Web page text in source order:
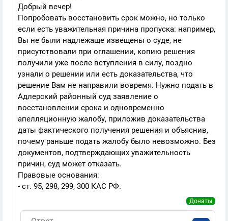
Добрый вечер!
Попробовать восстановить срок можно, но только
если есть уважительная причина пропуска: например,
Вы не были надлежаще извещены о суде, не
присутствовали при оглашении, копию решения
получили уже после вступления в силу, поздно
узнали о решении или есть доказательства, что
решение Вам не направили вовремя. Нужно подать в
Адлерский районный суд заявление о
восстановлении срока и одновременно
апелляционную жалобу, приложив доказательства
даты фактического получения решения и объяснив,
почему раньше подать жалобу было невозможно. Без
документов, подтверждающих уважительность
причин, суд может отказать.
Правовые основания:
- ст. 95, 298, 299, 300 КАС РФ.
Донаты